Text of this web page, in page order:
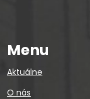
Menu
Aktuálne
O nás